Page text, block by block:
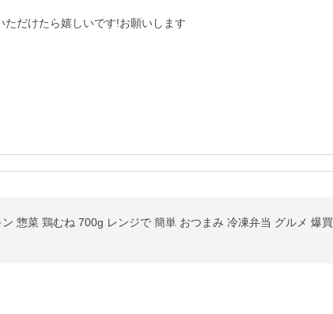
だけたら嬉しいです!お願いします
惣菜 鶏むね 700g レンジで 簡単 おつまみ 冷凍弁当 グルメ 爆買